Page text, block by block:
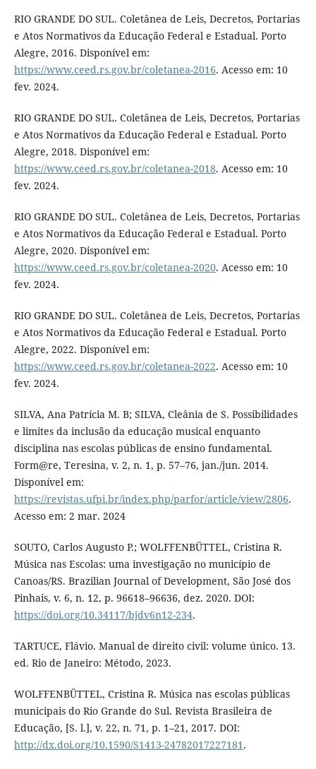
RIO GRANDE DO SUL. Coletânea de Leis, Decretos, Portarias
e Atos Normativos da Educação Federal e Estadual. Porto
Alegre, 2016. Disponível em:
https://www.ceed.rs.gov.br/coletanea-2016. Acesso em: 10
fev. 2024.
RIO GRANDE DO SUL. Coletânea de Leis, Decretos, Portarias
e Atos Normativos da Educação Federal e Estadual. Porto
Alegre, 2018. Disponível em:
https://www.ceed.rs.gov.br/coletanea-2018. Acesso em: 10
fev. 2024.
RIO GRANDE DO SUL. Coletânea de Leis, Decretos, Portarias
e Atos Normativos da Educação Federal e Estadual. Porto
Alegre, 2020. Disponível em:
https://www.ceed.rs.gov.br/coletanea-2020. Acesso em: 10
fev. 2024.
RIO GRANDE DO SUL. Coletânea de Leis, Decretos, Portarias
e Atos Normativos da Educação Federal e Estadual. Porto
Alegre, 2022. Disponível em:
https://www.ceed.rs.gov.br/coletanea-2022. Acesso em: 10
fev. 2024.
SILVA, Ana Patrícia M. B; SILVA, Cleânia de S. Possibilidades
e limites da inclusão da educação musical enquanto
disciplina nas escolas públicas de ensino fundamental.
Form@re, Teresina, v. 2, n. 1, p. 57–76, jan./jun. 2014.
Disponível em:
https://revistas.ufpi.br/index.php/parfor/article/view/2806.
Acesso em: 2 mar. 2024
SOUTO, Carlos Augusto P.; WOLFFENBÜTTEL, Cristina R.
Música nas Escolas: uma investigação no município de
Canoas/RS. Brazilian Journal of Development, São José dos
Pinhais, v. 6, n. 12, p. 96618–96636, dez. 2020. DOI:
https://doi.org/10.34117/bjdv6n12-234.
TARTUCE, Flávio. Manual de direito civil: volume único. 13.
ed. Rio de Janeiro: Método, 2023.
WOLFFENBÜTTEL, Cristina R. Música nas escolas públicas
municipais do Rio Grande do Sul. Revista Brasileira de
Educação, [S. l.], v. 22, n. 71, p. 1–21, 2017. DOI:
http://dx.doi.org/10.1590/S1413-24782017227181.